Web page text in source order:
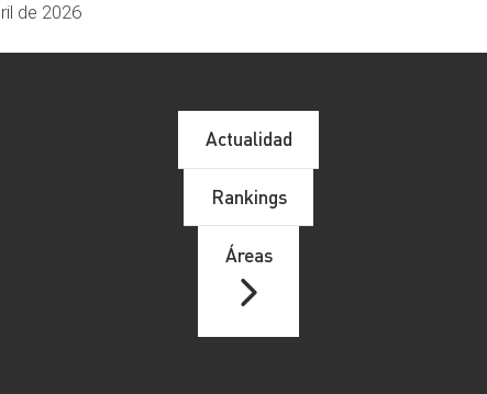
de 2026
Actualidad
Rankings
Áreas